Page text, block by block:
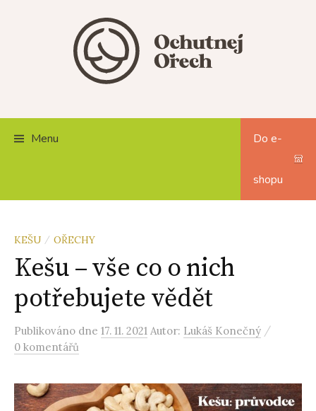
Menu Do e-
shopu
KEŠU / OŘECHY
Kešu – vše co o nich
potřebujete vědět
Publikováno dne 17. 11. 2021 Autor: Lukáš Konečný /
0 komentářů